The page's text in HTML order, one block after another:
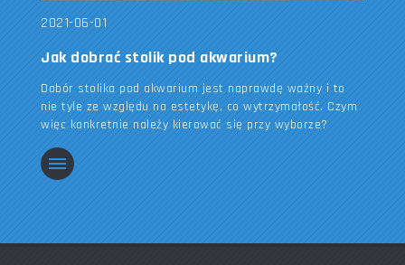
2021-06-01
Jak dobrać stolik pod akwarium?
Dobór stolika pod akwarium jest naprawdę ważny i to
nie tyle ze względu na estetykę, co wytrzymałość. Czym
więc konkretnie należy kierować się przy wyborze?